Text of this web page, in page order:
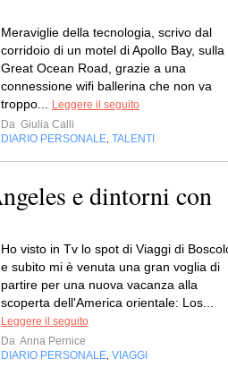
Meraviglie della tecnologia, scrivo dal
corridoio di un motel di Apollo Bay, sulla
Great Ocean Road, grazie a una
connessione wifi ballerina che non va
troppo...
Leggere il seguito
Da Giulia Calli
DIARIO PERSONALE TALENTI
e dintorni con
Ho visto in Tv lo spot di Viaggi di
e subito mi è venuta una gran voglia di
partire per una nuova vacanza alla
scoperta dell'America orientale: Los...
Leggere il seguito
Da Anna Pernice
DIARIO PERSONALE VIAGGI